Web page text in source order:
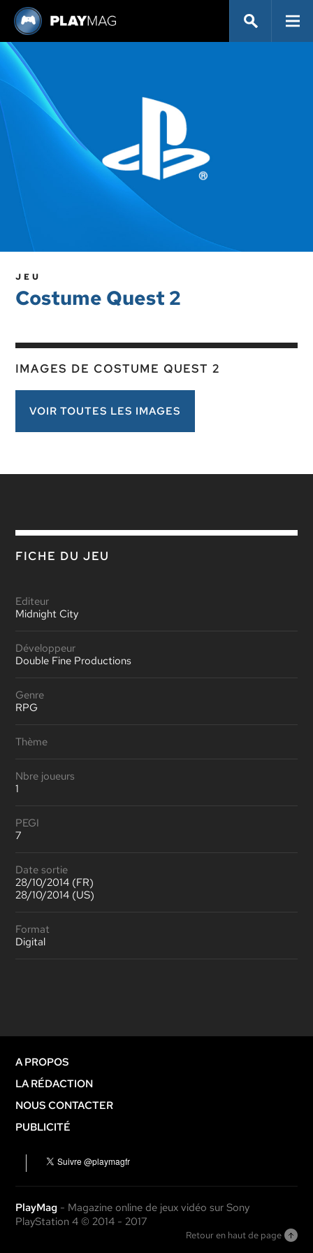
JEU
Costume Quest 2
IMAGES DE COSTUME QUEST 2
VOIR TOUTES LES IMAGES
FICHE DU JEU
Editeur
Midnight City
Développeur
Double Fine Productions
Genre
RPG
Thème
Nbre joueurs
1
PEGI
7
Date sortie
28/10/2014 (FR)
28/10/2014 (US)
Format
Digital
A PROPOS
LA RÉDACTION
NOUS CONTACTER
PUBLICITÉ
PlayMag - Magazine online de jeux vidéo sur Sony
PlayStation 4 © 2014 - 2017
Retour en haut de page